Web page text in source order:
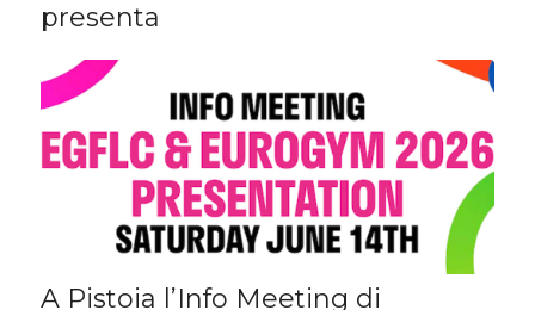
presenta
A Pistoia l’Info Meeting di